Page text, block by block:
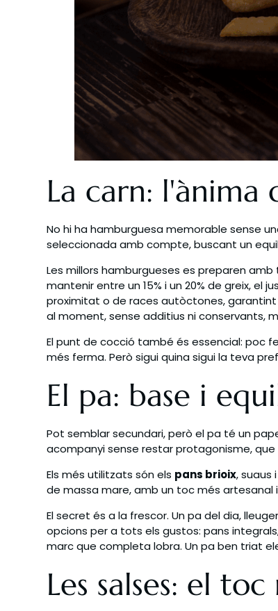
La carn:
No hi ha hamburguesa memorable sense
seleccionada amb compte, buscant un
Les millors hamburgueses es preparen
mantenir entre un 15% i un 20% de greix,
proximitat o de races autòctones,
al moment, sense additius ni conservants,
El punt de cocció també és essencial: poc
més ferma. Però sigui quina sigui la teva
El pa: base i
Pot semblar secundari, però el pa té un
acompanyi sense restar protagonisme,
Els més utilitzats són els pans brioix, suaus
de massa mare, amb un toc més artesanal
El secret és a la frescor. Un pa del dia,
opcions per a tots els gustos: pans
marc que completa lobra. Un pa ben triat
Les salses: el